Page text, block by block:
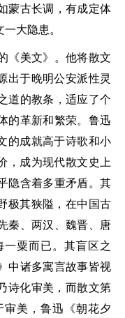
蒙古长调，有成定体
大隐患。
美文》。他将散文
出于晚明公安派性灵
道的教条，适应了个
的革新和繁荣。鲁迅
的成就高于诗歌和小
，成为现代散文史上
隐含着多重矛盾。其
极其狭隘，在中国古
秦、两汉、魏晋、唐
粟而已。其盲区之
中诸多寓言故事皆视
诗化审美，而散文第
美，鲁迅《朝花夕